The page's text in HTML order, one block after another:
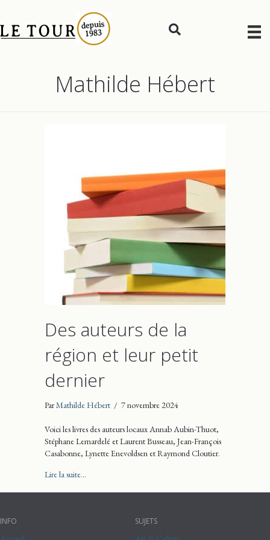
Mathilde Hébert
Des auteurs de la
région et leur petit
dernier
ParMathilde Hébert / 7 novembre 2024
Voici les livres des auteurs locaux Annab Aubin-Thuot,
Stéphane Lemardelé et Laurent Busseau, Jean-François
Casabonne, Lynette Enevoldsen et Raymond Cloutier.
Lire la suite...
INFO SUJETS